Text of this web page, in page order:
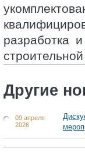
разработка
Другие
09 апреля
2026